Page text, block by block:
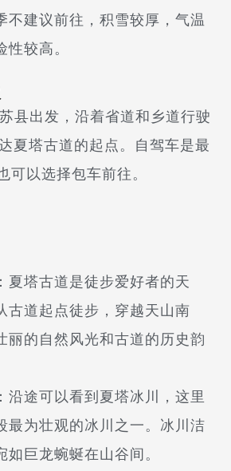
不建议前往，积雪较厚，气温
性较高。
苏县出发，沿着省道和乡道行驶
夏塔古道的起点。自驾车是最
可以选择包车前往。
：夏塔古道是徒步爱好者的天
古道起点徒步，穿越天山南
丽的自然风光和古道的历史韵
：沿途可以看到夏塔冰川，这里
最为壮观的冰川之一。冰川洁
如巨龙蜿蜒在山谷间。